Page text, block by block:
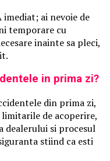
ai nevoie de
temporare cu
inainte sa pleci,
in prima zi?
din prima zi,
de acoperire,
dealerului si procesul
stiind ca esti